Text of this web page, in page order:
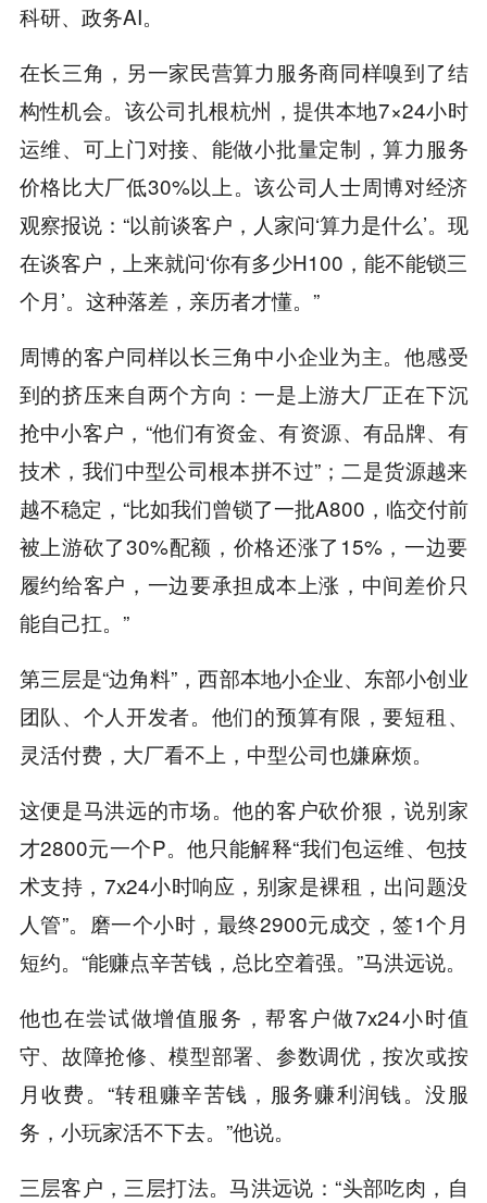
科研、政务AI。
在长三角，另一家民营算力服务商同样嗅到了结
构性机会。该公司扎根杭州，提供本地7×24小时
运维、可上门对接、能做小批量定制，算力服务
价格比大厂低30%以上。该公司人士周博对经济
观察报说：“以前谈客户，人家问‘算力是什么’。现
在谈客户，上来就问‘你有多少H100，能不能锁三
个月’。这种落差，亲历者才懂。”
周博的客户同样以长三角中小企业为主。他感受
到的挤压来自两个方向：一是上游大厂正在下沉
抢中小客户，“他们有资金、有资源、有品牌、有
技术，我们中型公司根本拼不过”；二是货源越来
越不稳定，“比如我们曾锁了一批A800，临交付前
被上游砍了30%配额，价格还涨了15%，一边要
履约给客户，一边要承担成本上涨，中间差价只
能自己扛。”
第三层是“边角料”，西部本地小企业、东部小创业
团队、个人开发者。他们的预算有限，要短租、
灵活付费，大厂看不上，中型公司也嫌麻烦。
这便是马洪远的市场。他的客户砍价狠，说别家
才2800元一个P。他只能解释“我们包运维、包技
术支持，7x24小时响应，别家是裸租，出问题没
人管”。磨一个小时，最终2900元成交，签1个月
短约。“能赚点辛苦钱，总比空着强。”马洪远说。
他也在尝试做增值服务，帮客户做7x24小时值
守、故障抢修、模型部署、参数调优，按次或按
月收费。“转租赚辛苦钱，服务赚利润钱。没服
务，小玩家活不下去。”他说。
三层客户，三层打法。马洪远说：“头部吃肉，自